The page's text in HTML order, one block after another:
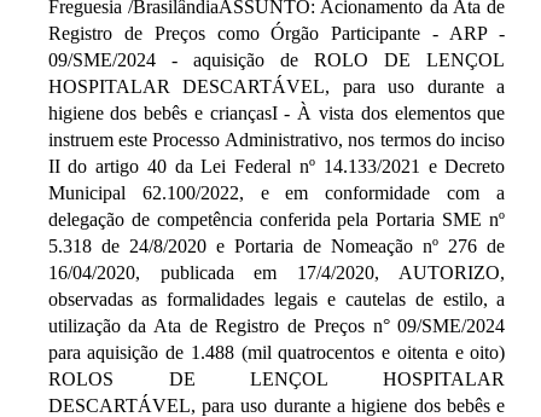
Freguesia /BrasilândiaASSUNTO: Acionamento da Ata de
Registro de Preços como Órgão Participante - ARP -
09/SME/2024 - aquisição de ROLO DE LENÇOL
HOSPITALAR DESCARTÁVEL, para uso durante a
higiene dos bebês e criançasI - À vista dos elementos que
instruem este Processo Administrativo, nos termos do inciso
II do artigo 40 da Lei Federal nº 14.133/2021 e Decreto
Municipal 62.100/2022, e em conformidade com a
delegação de competência conferida pela Portaria SME nº
5.318 de 24/8/2020 e Portaria de Nomeação nº 276 de
16/04/2020, publicada em 17/4/2020, AUTORIZO,
observadas as formalidades legais e cautelas de estilo, a
utilização da Ata de Registro de Preços n° 09/SME/2024
para aquisição de 1.488 (mil quatrocentos e oitenta e oito)
ROLOS DE LENÇOL HOSPITALAR
DESCARTÁVEL, para uso durante a higiene dos bebês e